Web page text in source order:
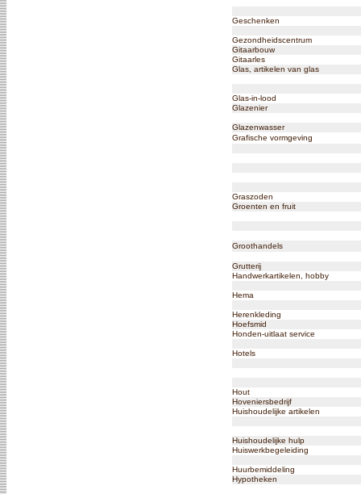
Geschenken
Gezondheidscentrum
Gitaarbouw
Gitaarles
Glas, artikelen van glas
Glas-in-lood
Glazenier
Glazenwasser
Grafische vormgeving
Graszoden
Groenten en fruit
Groothandels
Grutterij
Handwerkartikelen, hobby
Hema
Herenkleding
Hoefsmid
Honden-uitlaat service
Hotels
Hout
Hoveniersbedrijf
Huishoudelijke artikelen
Huishoudelijke hulp
Huiswerkbegeleiding
Huurbemiddeling
Hypotheken